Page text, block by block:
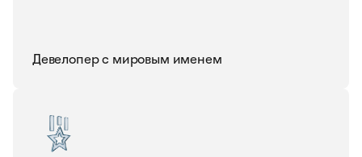
Девелопер с мировым именем